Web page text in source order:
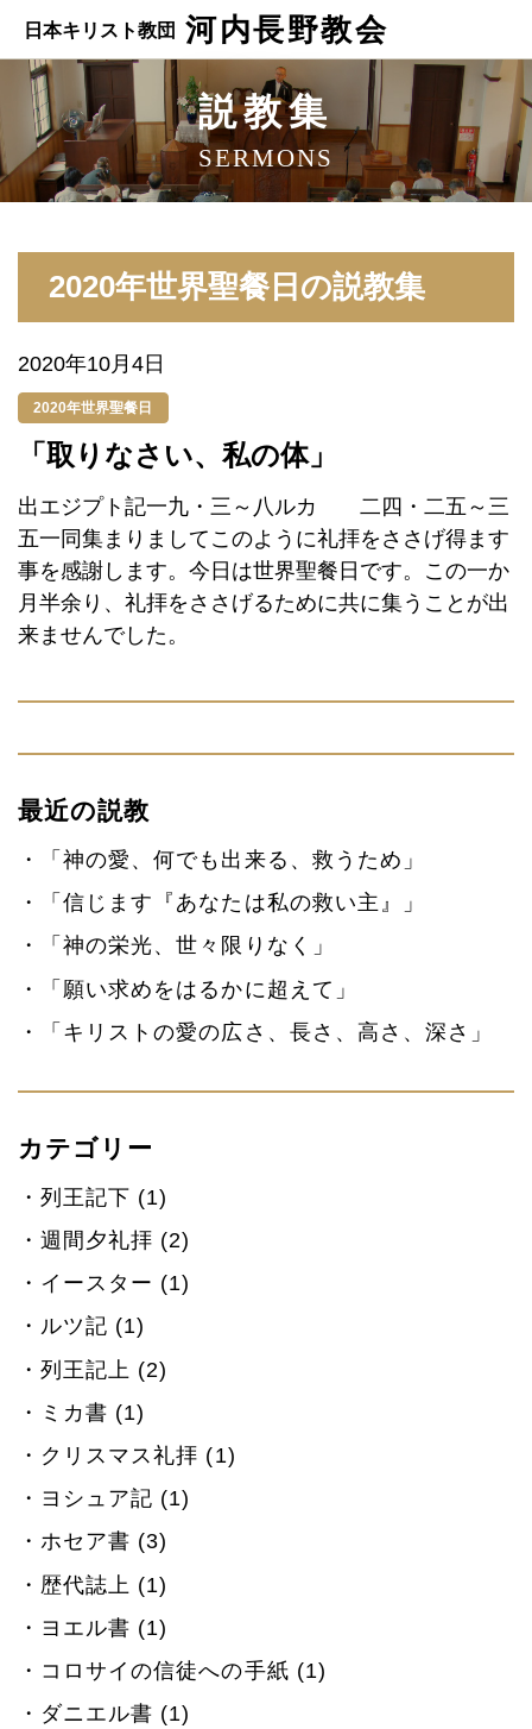
日本キリスト教団 河内長野教会
説教集
SERMONS
2020年世界聖餐日の説教集
2020年10月4日
2020年世界聖餐日
「取りなさい、私の体」
出エジプト記一九・三～八ルカ 二四・二五～三
五一同集まりましてこのように礼拝をささげ得ます
事を感謝します。今日は世界聖餐日です。この一か
月半余り、礼拝をささげるために共に集うことが出
来ませんでした。
最近の説教
「神の愛、何でも出来る、救うため」
「信じます『あなたは私の救い主』」
「神の栄光、世々限りなく」
「願い求めをはるかに超えて」
「キリストの愛の広さ、長さ、高さ、深さ」
カテゴリー
列王記下 (1)
週間夕礼拝 (2)
イースター (1)
ルツ記 (1)
列王記上 (2)
ミカ書 (1)
クリスマス礼拝 (1)
ヨシュア記 (1)
ホセア書 (3)
歴代誌上 (1)
ヨエル書 (1)
コロサイの信徒への手紙 (1)
ダニエル書 (1)